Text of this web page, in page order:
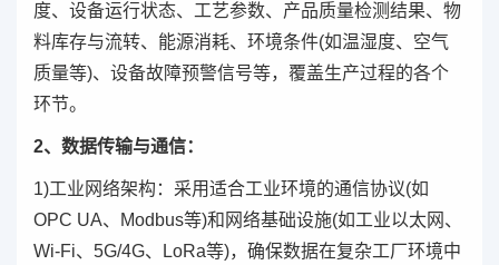
度、设备运行状态、工艺参数、产品质量检测结果、物
料库存与流转、能源消耗、环境条件(如温湿度、空气
质量等)、设备故障预警信号等，覆盖生产过程的各个
环节。
2、数据传输与通信：
1)工业网络架构：采用适合工业环境的通信协议(如
OPC UA、Modbus等)和网络基础设施(如工业以太网、
Wi-Fi、5G/4G、LoRa等)，确保数据在复杂工厂环境中